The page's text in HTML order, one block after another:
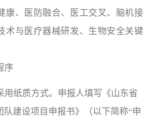
康、医防融合、医工交叉、脑机接
术与医疗器械研发、生物安全关键
序
用纸质方式。申报人填写《山东省
队建设项目申报书》（以下简称“申